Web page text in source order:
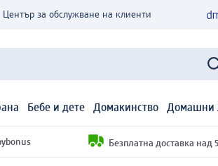
Център за обслужване на клиенти
Бебе и дете Домакинство Домашни
Безплатна доставка над